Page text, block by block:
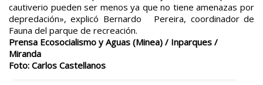
cautiverio pueden ser menos ya que no tiene amenazas por
depredación», explicó Bernardo Pereira, coordinador de
Fauna del parque de recreación.
Prensa Ecosocialismo y Aguas (Minea) / Inparques /
Miranda
Foto: Carlos Castellanos